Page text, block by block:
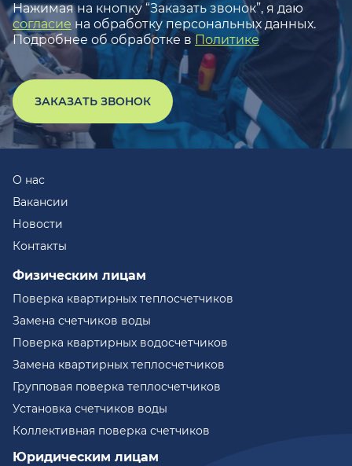
Нажимая на кнопку “Заказать звонок”, я даю
согласие на обработку персональных данных.
Подробнее об обработке в Политике
ЗАКАЗАТЬ ЗВОНОК
О нас
Вакансии
Новости
Контакты
Физическим лицам
Поверка квартирных теплосчетчиков
Замена счетчиков воды
Поверка квартирных водосчетчиков
Замена квартирных теплосчетчиков
Групповая поверка теплосчетчиков
Установка счетчиков воды
Коллективная поверка счетчиков
Юридическим лицам